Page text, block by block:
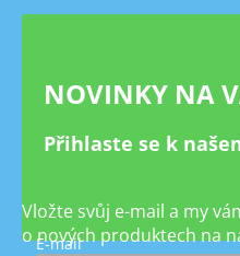
NOVINKY NA
Přihlaste se k
Vložte svůj e-mail a my
o nových produktech na
E-mail